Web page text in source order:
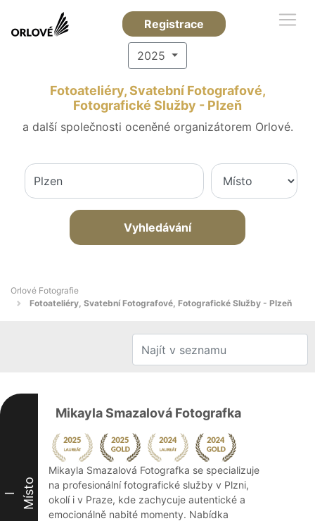
Registrace
2025
Fotoateliéry, Svatební Fotografové,
Fotografické Služby - Plzeň
a další společnosti oceněné organizátorem Orlové.
Vyhledávání
Orlové Fotografie
Fotoateliéry, Svatební Fotografové, Fotografické Služby - Plzeň
I Místo
Mikayla Smazalová Fotografka
Mikayla Smazalová Fotografka se specializuje
na profesionální fotografické služby v Plzni,
okolí i v Praze, kde zachycuje autentické a
emocionálně nabité momenty. Nabídka